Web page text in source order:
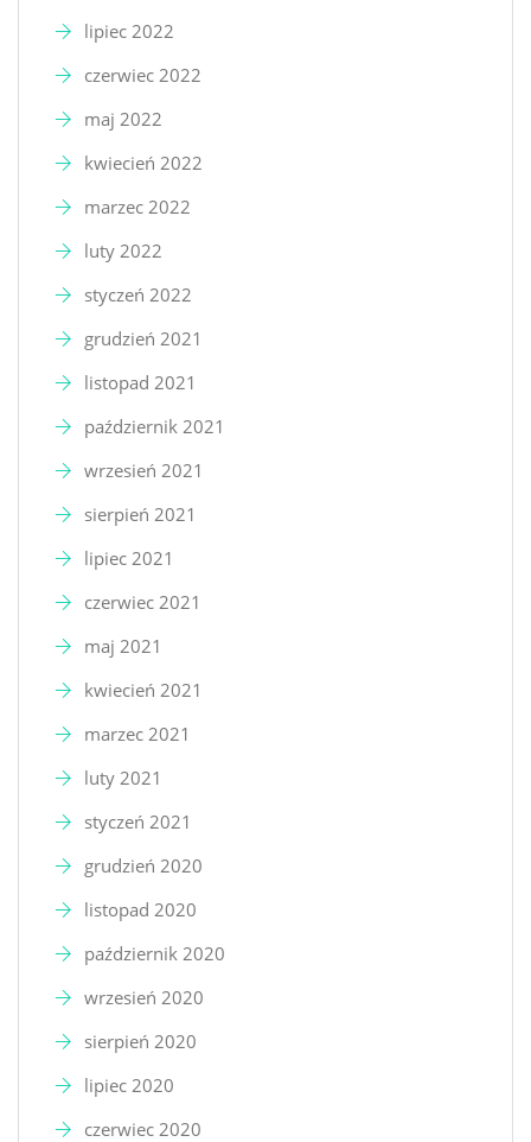
lipiec 2022
czerwiec 2022
maj 2022
kwiecień 2022
marzec 2022
luty 2022
styczeń 2022
grudzień 2021
listopad 2021
październik 2021
wrzesień 2021
sierpień 2021
lipiec 2021
czerwiec 2021
maj 2021
kwiecień 2021
marzec 2021
luty 2021
styczeń 2021
grudzień 2020
listopad 2020
październik 2020
wrzesień 2020
sierpień 2020
lipiec 2020
czerwiec 2020